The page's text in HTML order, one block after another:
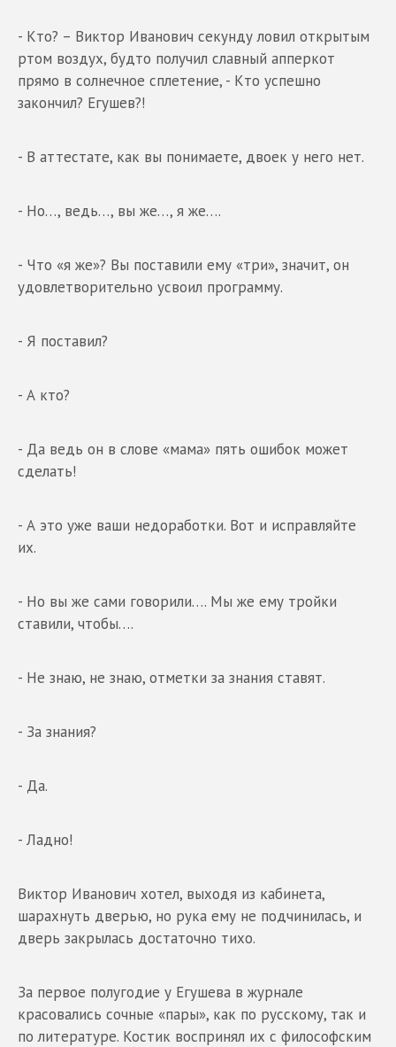
- Кто? – Виктор Иванович секунду ловил открытым
ртом воздух, будто получил славный апперкот
прямо в солнечное сплетение, - Кто успешно
закончил? Егушев?!
- В аттестате, как вы понимаете, двоек у него нет.
- Но…, ведь…, вы же…, я же….
- Что «я же»? Вы поставили ему «три», значит, он
удовлетворительно усвоил программу.
- Я поставил?
- А кто?
- Да ведь он в слове «мама» пять ошибок может
сделать!
- А это уже ваши недоработки. Вот и исправляйте
их.
- Но вы же сами говорили…. Мы же ему тройки
ставили, чтобы….
- Не знаю, не знаю, отметки за знания ставят.
- За знания?
- Да.
- Ладно!
Виктор Иванович хотел, выходя из кабинета,
шарахнуть дверью, но рука ему не подчинилась, и
дверь закрылась достаточно тихо.
За первое полугодие у Егушева в журнале
красовались сочные «пары», как по русскому, так и
по литературе. Костик воспринял их с философским